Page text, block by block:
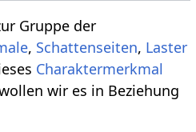
Gruppe der
, Schattenseiten, Laster
Charaktermerkmal
wir es in Beziehung